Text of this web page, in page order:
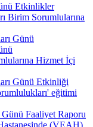
Etkinlikler
Birim Sorumlularına
Günü
Hizmet İçi
Günü Etkinliği
eğitimi
Faaliyet Raporu
(VEAH)